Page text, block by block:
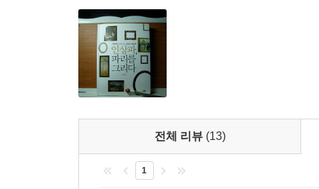
전체 리뷰 (13)
1